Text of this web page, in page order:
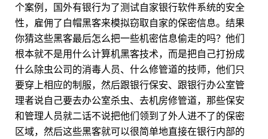
个案例，国外有银行为了测试自家银行软件系统的安全
性，雇佣了白帽黑客来模拟窃取自家的保密信息。结果
你猜这些黑客最后怎么把一些机密信息偷走的吗？他们
根本就不是用什么计算机黑客技术，而是把自己打扮成
什么除虫公司的消毒人员、什么修管道的技师，他们只
要穿上相应的制服，然后跟银行保安、跟银行办公室管
理者说自己要去办公室杀虫、去机房修管道，那些保安
和管理人员就二话不说把他们领到了外人进不了的保密
区域，然后这些黑客就可以很简单地直接在银行内部的